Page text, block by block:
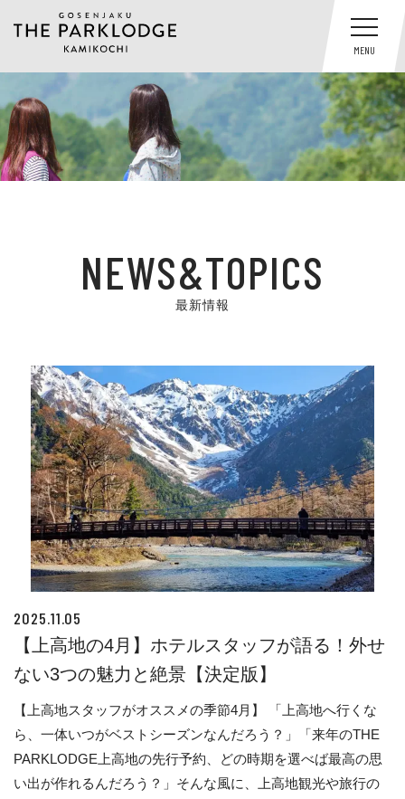
MENU
NEWS&TOPICS
最新情報
2025.11.05
【上高地の4月】ホテルスタッフが語る！外せ
ない3つの魅力と絶景【決定版】
【上高地スタッフがオススメの季節4月】 「上高地へ行くな
ら、一体いつがベストシーズンなんだろう？」「来年のTHE
PARKLODGE上高地の先行予約、どの時期を選べば最高の思
い出が作れるんだろう？」そんな風に、上高地観光や旅行の